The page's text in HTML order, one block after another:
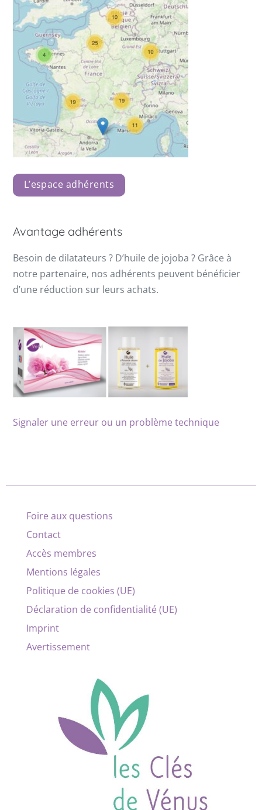
L’espace adhérents
Avantage adhérents
Besoin de dilatateurs ? D’huile de jojoba ? Grâce à
notre partenaire, nos adhérents peuvent bénéficier
d’une réduction sur leurs achats.
Signaler une erreur ou un problème technique
Foire aux questions
Contact
Accès membres
Mentions légales
Politique de cookies (UE)
Déclaration de confidentialité (UE)
Imprint
Avertissement